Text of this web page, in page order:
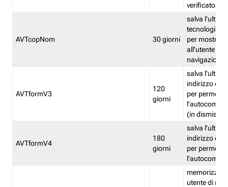
verificato
AVTcopNom 30 giorni
salva l'ultima
tecnologia
per
all'utente
navigazione
AVTformV3
120
giorni
salva l'ultimo
indirizzo di
per
(in
AVTformV4
180
giorni
salva l'ultimo
indirizzo di
per
memorizza
utente di